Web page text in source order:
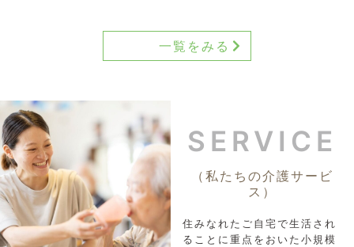
一覧をみる
SERVICE
（私たちの介護サービ
ス）
住みなれたご自宅で生活され
ることに重点をおいた小規模